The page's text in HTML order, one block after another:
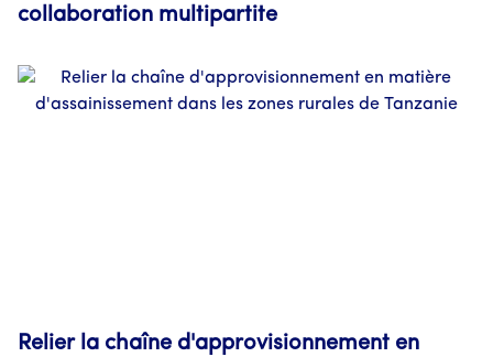
collaboration multipartite
Relier la chaîne d'approvisionnement en